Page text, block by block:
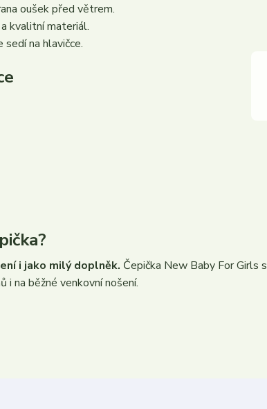
oušek před větrem.
kvalitní materiál.
na hlavičce.
i jako milý doplněk. Čepička New Baby For Girls
i na běžné venkovní nošení.